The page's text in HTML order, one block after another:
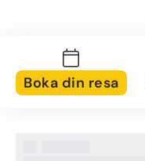
Boka din resa